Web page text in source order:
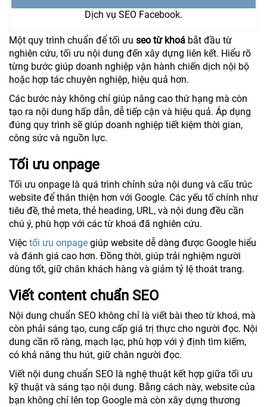
Dịch vụ SEO Facebook.
Một quy trình chuẩn để tối ưu seo từ khoá bắt đầu từ
nghiên cứu, tối ưu nội dung đến xây dựng liên kết. Hiểu rõ
từng bước giúp doanh nghiệp vận hành chiến dịch nội bộ
hoặc hợp tác chuyên nghiệp, hiệu quả hơn.
Các bước này không chỉ giúp nâng cao thứ hạng mà còn
tạo ra nội dung hấp dẫn, dễ tiếp cận và hiệu quả. Áp dụng
đúng quy trình sẽ giúp doanh nghiệp tiết kiệm thời gian,
công sức và nguồn lực.
Tối ưu onpage
Tối ưu onpage là quá trình chỉnh sửa nội dung và cấu trúc
website để thân thiện hơn với Google. Các yếu tố chính như
tiêu đề, thẻ meta, thẻ heading, URL, và nội dung đều cần
chú ý, phù hợp với các từ khoá đã nghiên cứu.
Việc tối ưu onpage giúp website dễ dàng được Google hiểu
và đánh giá cao hơn. Đồng thời, giúp trải nghiệm người
dùng tốt, giữ chân khách hàng và giảm tỷ lệ thoát trang.
Viết content chuẩn SEO
Nội dung chuẩn SEO không chỉ là viết bài theo từ khoá, mà
còn phải sáng tạo, cung cấp giá trị thực cho người đọc. Nội
dung cần rõ ràng, mạch lạc, phù hợp với ý định tìm kiếm,
có khả năng thu hút, giữ chân người đọc.
Viết nội dung chuẩn SEO là nghệ thuật kết hợp giữa tối ưu
kỹ thuật và sáng tạo nội dung. Bằng cách này, website của
bạn không chỉ lên top Google mà còn xây dựng thương